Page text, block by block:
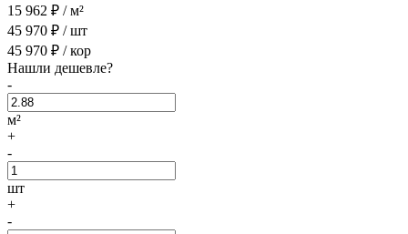
15 962 ₽ /м²
45 970 ₽ /шт
45 970 ₽ /кор
Нашли дешевле?
-
м²
+
-
шт
+
-